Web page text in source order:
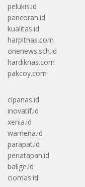
pelukis.id
pancoran.id
kualitas.id
harpitnas.com
onenews.sch.id
hardiknas.com
pakcoy.com
cipanas.id
inovatif.id
xenia.id
wamena.id
parapat.id
penatapan.id
balige.id
ciomas.id